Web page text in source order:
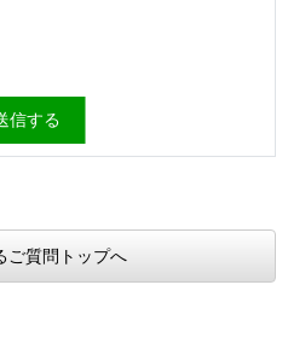
信する
ご質問トップへ